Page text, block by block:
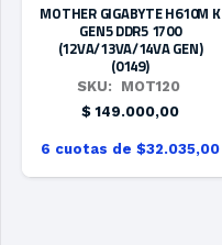
MOTHER GIGABYTE H610M K
GEN5 DDR5 1700
(12VA/13VA/14VA GEN)
(0149)
SKU:
MOT120
$ 149.000,00
6 cuotas de $32.035,00